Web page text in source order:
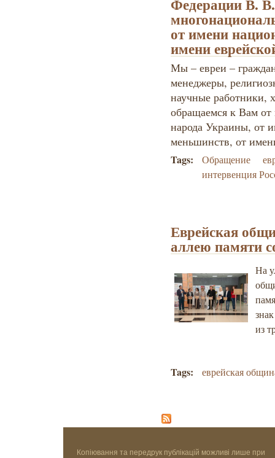
Федерации В.
от имени
имени
Мы – евреи –
менеджеры,
научные
обращаемся к Вам
народа Украины, от
меньшинств, от
Tags: Обращение
интервенция
Еврейская
аллею памяти
На
из
Tags: еврейская
Копіювання та передрук публікацій можливі лише при